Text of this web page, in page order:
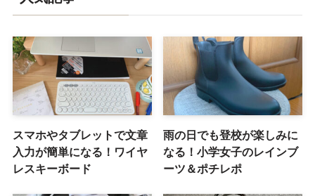
スマホやタブレットで文章
入力が簡単になる！ワイヤ
レスキーボード
雨の日でも登校が楽しみに
なる！小学女子のレインブ
ーツ＆ポチレポ